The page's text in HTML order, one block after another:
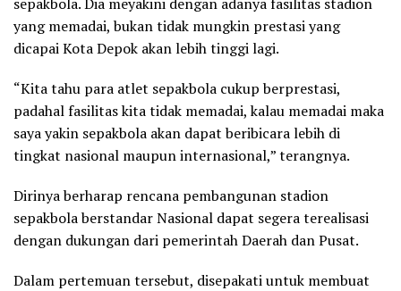
yang memadai, bukan tidak mungkin prestasi yang
dicapai Kota Depok akan lebih tinggi lagi.
“Kita tahu para atlet sepakbola cukup berprestasi,
padahal fasilitas kita tidak memadai, kalau memadai maka
saya yakin sepakbola akan dapat beribicara lebih di
tingkat nasional maupun internasional,” terangnya.
Dirinya berharap rencana pembangunan stadion
sepakbola berstandar Nasional dapat segera terealisasi
dengan dukungan dari pemerintah Daerah dan Pusat.
Dalam pertemuan tersebut, disepakati untuk membuat